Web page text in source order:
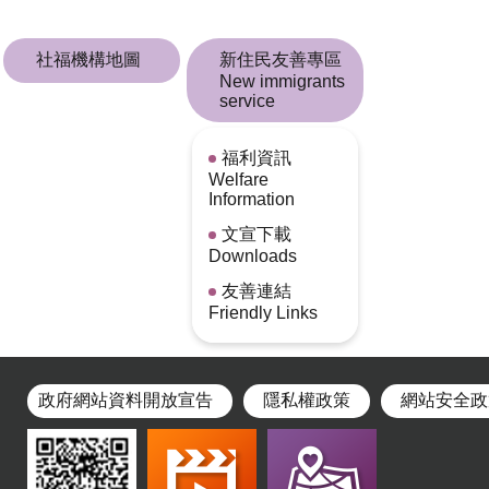
社福機構地圖
新住民友善專區
New immigrants
service
福利資訊
Welfare
Information
文宣下載
Downloads
友善連結
Friendly Links
政府網站資料開放宣告 隱私權政策 網站安全